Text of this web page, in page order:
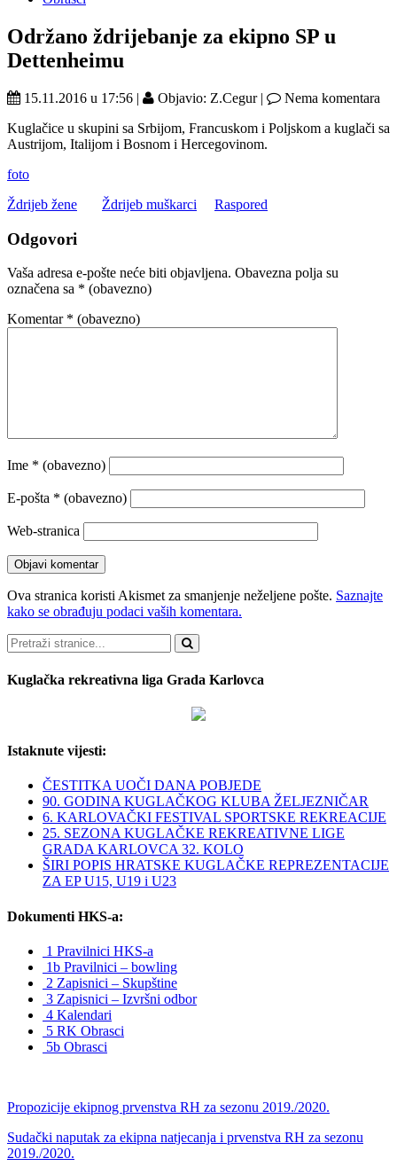
Održano ždrijebanje za ekipno SP u
Dettenheimu
15.11.2016 u 17:56 | Objavio: Z.Cegur |
Nema komentara
Kuglačice u skupini sa Srbijom, Francuskom i Poljskom a kuglači sa
Austrijom, Italijom i Bosnom i Hercegovinom.
foto
Ždrijeb žene
Ždrijeb muškarci Raspored
Odgovori
Vaša adresa e-pošte neće biti objavljena. Obavezna polja su
označena sa * (obavezno)
Komentar * (obavezno)
Ime * (obavezno)
E-pošta * (obavezno)
Web-stranica
Ova stranica koristi Akismet za smanjenje neželjene pošte. Saznajte
kako se obrađuju podaci vaših komentara.
Pretraži
Kuglačka rekreativna liga Grada Karlovca
Istaknute vijesti:
ČESTITKA UOČI DANA POBJEDE
90. GODINA KUGLAČKOG KLUBA ŽELJEZNIČAR
6. KARLOVAČKI FESTIVAL SPORTSKE REKREACIJE
25. SEZONA KUGLAČKE REKREATIVNE LIGE
GRADA KARLOVCA 32. KOLO
ŠIRI POPIS HRATSKE KUGLAČKE REPREZENTACIJE
ZA EP U15, U19 i U23
Dokumenti HKS-a:
1 Pravilnici HKS-a
1b Pravilnici – bowling
2 Zapisnici – Skupštine
3 Zapisnici – Izvršni odbor
4 Kalendari
5 RK Obrasci
5b Obrasci
Propozicije ekipnog prvenstva RH za sezonu 2019./2020.
Sudački naputak za ekipna natjecanja i prvenstva RH za sezonu
2019./2020.